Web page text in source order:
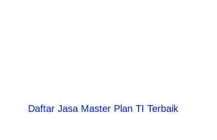
Daftar Jasa Master Plan TI Terbaik